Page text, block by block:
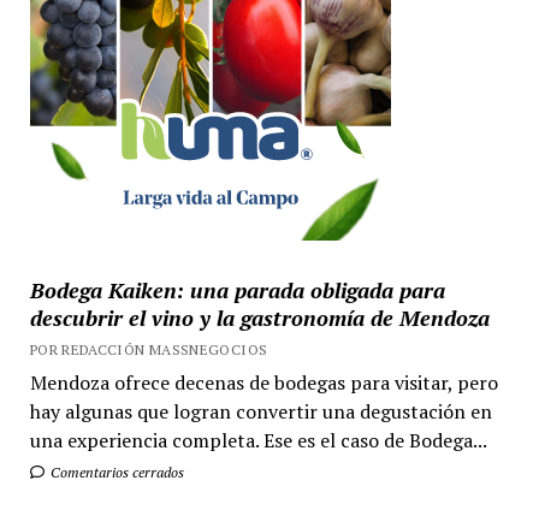
Bodega Kaiken: una parada obligada para
descubrir el vino y la gastronomía de Mendoza
POR REDACCIÓN MASSNEGOCIOS
Mendoza ofrece decenas de bodegas para visitar, pero
hay algunas que logran convertir una degustación en
una experiencia completa. Ese es el caso de Bodega...
Comentarios cerrados